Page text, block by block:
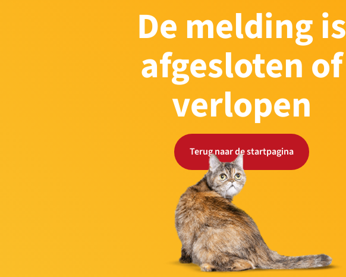
De melding is
afgesloten of
verlopen
Terug naar de startpagina